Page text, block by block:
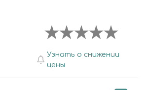
Узнать о снижении
цены